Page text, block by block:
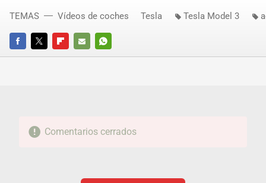
FACEBOOKTWITTERFLIPBOARD
E-
WHATSAPP
TEMAS Vídeos de coches Tesla Tesla Model 3
Comentarios cerrados